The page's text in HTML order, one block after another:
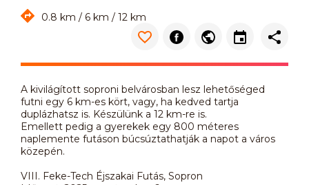
0.8 km / 6 km / 12 km
A kivilágított soproni belvárosban lesz lehetőséged
futni egy 6 km-es kört, vagy, ha kedved tartja
duplázhatsz is. Készülünk a 12 km-re is.
Emellett pedig a gyerekek egy 800 méteres
naplemente futáson búcsúztathatják a napot a város
közepén.
VIII. Feke-Tech Éjszakai Futás, Sopron